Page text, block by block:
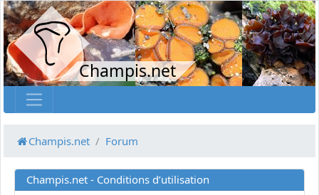
Champis.net
Champis.net Forum
Champis.net - Conditions d’utilisation